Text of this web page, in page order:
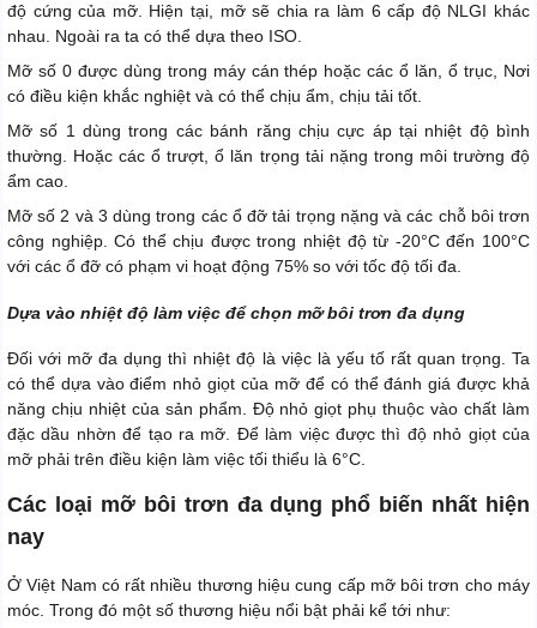
độ cứng của mỡ. Hiện tại, mỡ sẽ chia ra làm 6 cấp độ NLGI khác
nhau. Ngoài ra ta có thể dựa theo ISO.
Mỡ số 0 được dùng trong máy cán thép hoặc các ổ lăn, ổ trục, Nơi
có điều kiện khắc nghiệt và có thể chịu ẩm, chịu tải tốt.
Mỡ số 1 dùng trong các bánh răng chịu cực áp tại nhiệt độ bình
thường. Hoặc các ổ trượt, ổ lăn trọng tải nặng trong môi trường độ
ẩm cao.
Mỡ số 2 và 3 dùng trong các ổ đỡ tải trọng nặng và các chỗ bôi trơn
công nghiệp. Có thể chịu được trong nhiệt độ từ -20°C đến 100°C
với các ổ đỡ có phạm vi hoạt động 75% so với tốc độ tối đa.
Dựa vào nhiệt độ làm việc để chọn mỡ bôi trơn đa dụng
Đối với mỡ đa dụng thì nhiệt độ là việc là yếu tố rất quan trọng. Ta
có thể dựa vào điểm nhỏ giọt của mỡ để có thể đánh giá được khả
năng chịu nhiệt của sản phẩm. Độ nhỏ giọt phụ thuộc vào chất làm
đặc dầu nhờn để tạo ra mỡ. Để làm việc được thì độ nhỏ giọt của
mỡ phải trên điều kiện làm việc tối thiểu là 6°C.
Các loại mỡ bôi trơn đa dụng phổ biến nhất hiện
nay
Ở Việt Nam có rất nhiều thương hiệu cung cấp mỡ bôi trơn cho máy
móc. Trong đó một số thương hiệu nổi bật phải kể tới như: